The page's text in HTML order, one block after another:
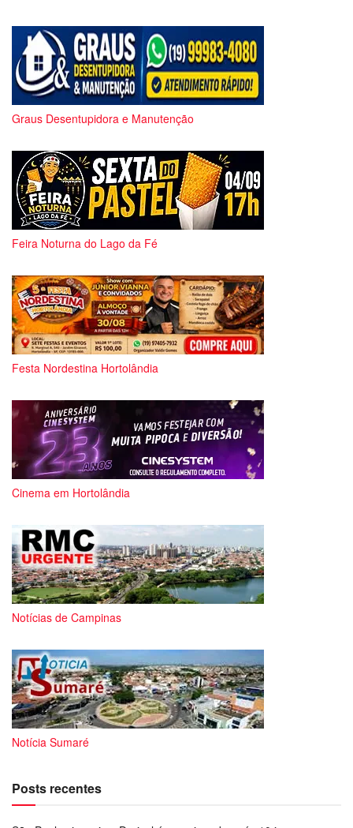
Graus Desentupidora e Manutenção
Feira Noturna do Lago da Fé
Festa Nordestina Hortolândia
Cinema em Hortolândia
Notícias de Campinas
Notícia Sumaré
Posts recentes